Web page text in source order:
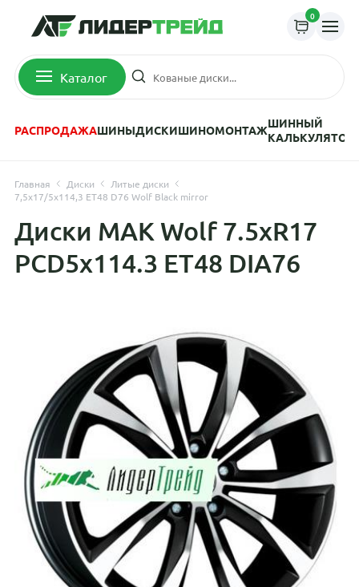
0
Каталог
РАСПРОДАЖАШИНЫДИСКИШИНОМОНТАЖШИННЫЙ
КАЛЬКУЛЯТОР
Главная Диски
Литые диски
7,5x17/5x114,3 ET48 D76 Wolf Black mirror
Диски MAK Wolf 7.5xR17
PCD5x114.3 ET48 DIA76